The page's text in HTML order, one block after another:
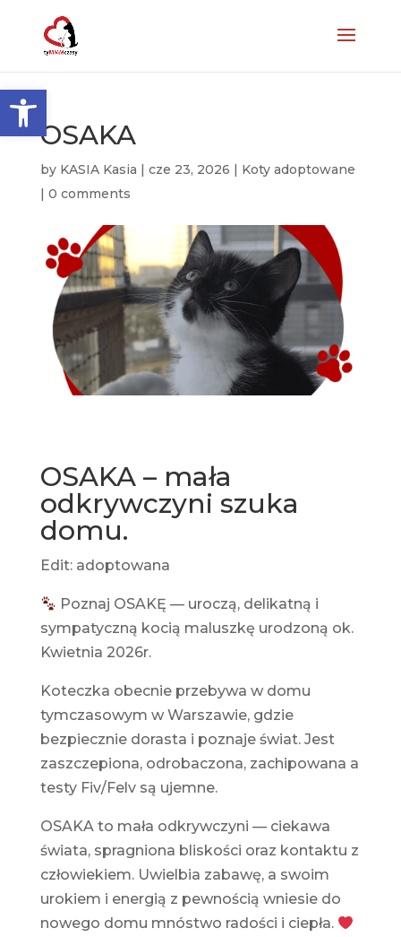
Otwórz pasek narzędzi
OSAKA
by KASIA Kasia | cze 23, 2026 | Koty adoptowane
| 0 comments
OSAKA – mała
odkrywczyni szuka
domu.
Edit: adoptowana
Poznaj OSAKĘ — uroczą, delikatną i
sympatyczną kocią maluszkę urodzoną ok.
Kwietnia 2026r.
Koteczka obecnie przebywa w domu
tymczasowym w Warszawie, gdzie
bezpiecznie dorasta i poznaje świat. Jest
zaszczepiona, odrobaczona, zachipowana a
testy Fiv/Felv są ujemne.
OSAKA to mała odkrywczyni — ciekawa
świata, spragniona bliskości oraz kontaktu z
człowiekiem. Uwielbia zabawę, a swoim
urokiem i energią z pewnością wniesie do
nowego domu mnóstwo radości i ciepła.